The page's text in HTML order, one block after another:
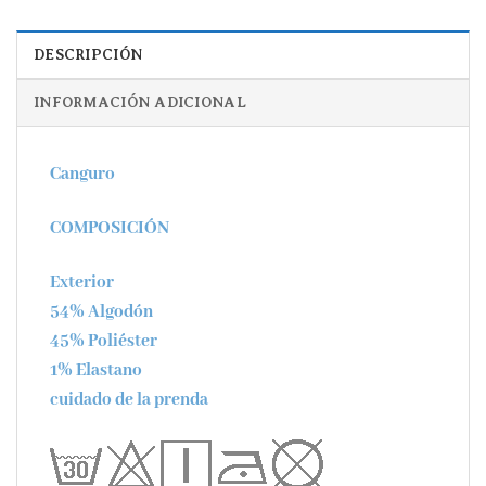
DESCRIPCIÓN
INFORMACIÓN ADICIONAL
Canguro
COMPOSICIÓN
Exterior
54% Algodón
45% Poliéster
1% Elastano
cuidado de la prenda